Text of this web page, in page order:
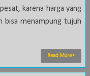
karena harga yang
bisa menampung tujuh
Read More